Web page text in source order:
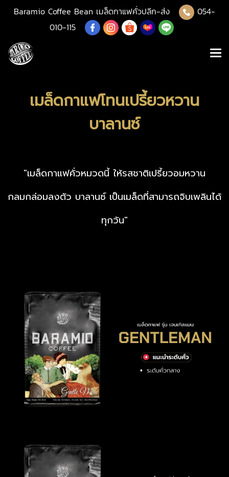
Baramio Coffee Bean เมล็ดกาแฟคั่วปลีก-ส่ง
054-
010-115
เมล็ดกาแฟโทนเปรี้ยวหวาน
บาลานซ์
"เมล็ดกาแฟคั่วหมวดนี้ ให้รสชาติเปรี้ยวอมหวาน
กลมกล่อมลงตัว บาลานซ์ เป็นเมล็ดที่สามารถจิบเพลินได้
ทุกวัน"